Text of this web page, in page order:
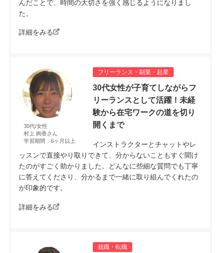
んだことで、時間の大切さを強く感じるようになりまし
た。
詳細をみる
フリーランス・副業・起業
30代/女性
村上 絢香さん
学習期間：6ヶ月以上
30代女性が子育てしながらフ
リーランスとして活躍！未経
験から在宅ワークの道を切り
開くまで
インストラクターとチャットやレ
ッスンで直接やり取りできて、分からないこともすぐ聞け
たのがすごく助かりました。どんなに些細な質問でも丁寧
に答えてくださり、分かるまで一緒に取り組んでくれたの
が印象的です。
詳細をみる
就職・転職